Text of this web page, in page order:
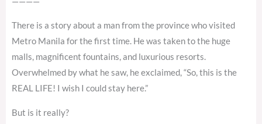
There is a story about a man from the province who visited
Metro Manila for the first time. He was taken to the huge
malls, magnificent fountains, and luxurious resorts.
Overwhelmed by what he saw, he exclaimed, “So, this is the
REAL LIFE! I wish I could stay here.”
But is it really?